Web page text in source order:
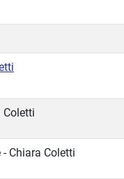
Coletti
- Chiara Coletti